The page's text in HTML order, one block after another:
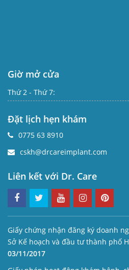
Giờ mở cửa
Thứ 2 - Thứ 7:
Đặt lịch hẹn khám
0775 63 8910
cskh@drcareimplant.com
Liên kết với Dr. Care
Giấy chứng nhận đăng ký doanh
Sở Kế hoạch và đầu tư thành phố
03/11/2017